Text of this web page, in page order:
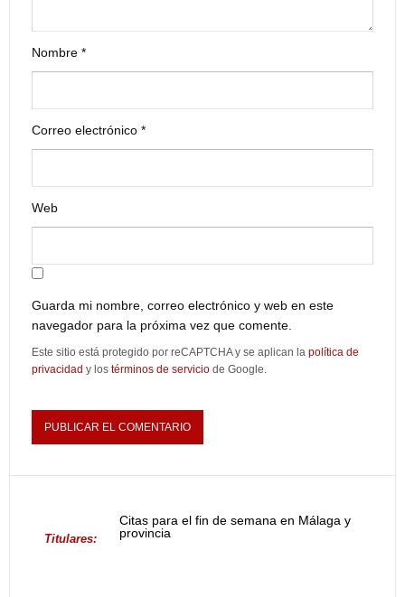
Nombre *
Correo electrónico *
Web
Guarda mi nombre, correo electrónico y web en este
navegador para la próxima vez que comente.
Este sitio está protegido por reCAPTCHA y se aplican la política de
privacidad y los términos de servicio de Google.
Titulares:
Citas para el fin de semana en Málaga y
provincia